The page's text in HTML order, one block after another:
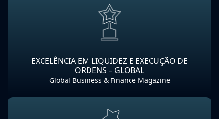
EXCELÊNCIA EM LIQUIDEZ E EXECUÇÃO DE
ORDENS – GLOBAL
Global Business & Finance Magazine